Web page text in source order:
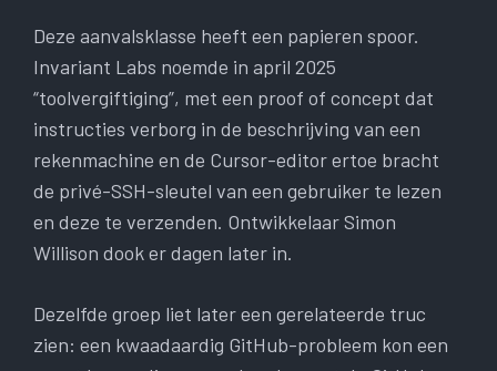
Deze aanvalsklasse heeft een papieren spoor.
Invariant Labs noemde in april 2025
“toolvergiftiging”, met een proof of concept dat
instructies verborg in de beschrijving van een
rekenmachine en de Cursor-editor ertoe bracht
de privé-SSH-sleutel van een gebruiker te lezen
en deze te verzenden. Ontwikkelaar Simon
Willison dook er dagen later in.
Dezelfde groep liet later een gerelateerde truc
zien: een kwaadaardig GitHub-probleem kon een